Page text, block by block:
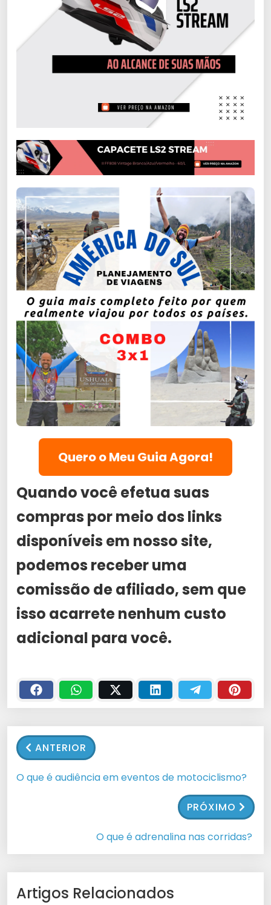
Quero o Meu Guia Agora!
Quando você efetua suas
compras por meio dos links
disponíveis em nosso site,
podemos receber uma
comissão de afiliado, sem que
isso acarrete nenhum custo
adicional para você.
ANTERIOR
O que é audiência em eventos de motociclismo?
PRÓXIMO
O que é adrenalina nas corridas?
Artigos Relacionados